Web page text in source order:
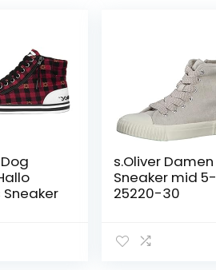
s.Oliver Damen
Sneaker mid 5-
25220-30